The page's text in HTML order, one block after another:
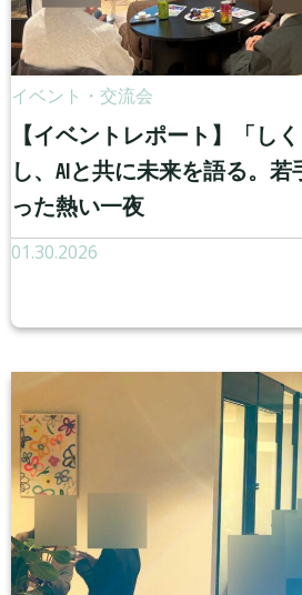
イベント・交流会
【イベントレポート】「し
し、AIと共に未来を語る。
った熱い一夜
01.30.2026